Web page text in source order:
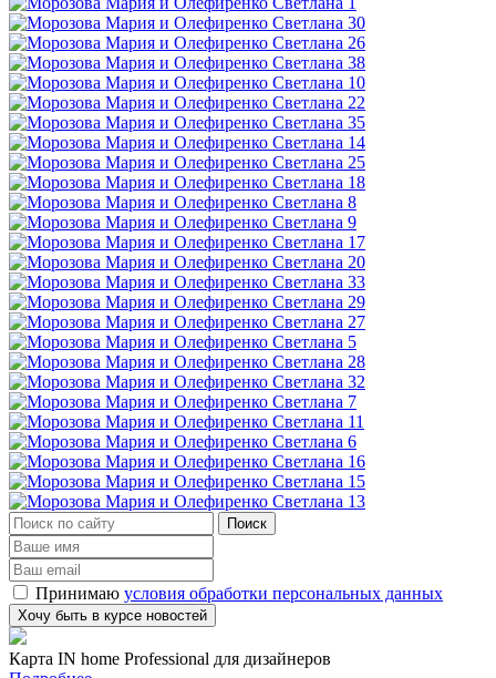
Принимаю условия обработки персональных данных
Карта IN home Professional для дизайнеров